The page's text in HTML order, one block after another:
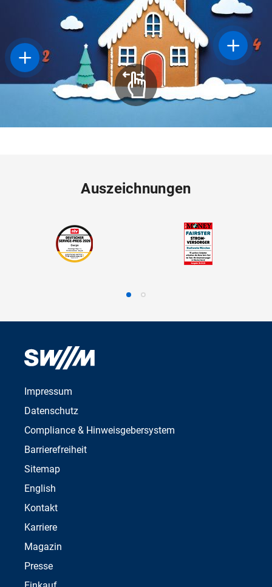
Auszeichnungen
Impressum
Datenschutz
Compliance & Hinweisgebersystem
Barrierefreiheit
Sitemap
English
Kontakt
Karriere
Magazin
Presse